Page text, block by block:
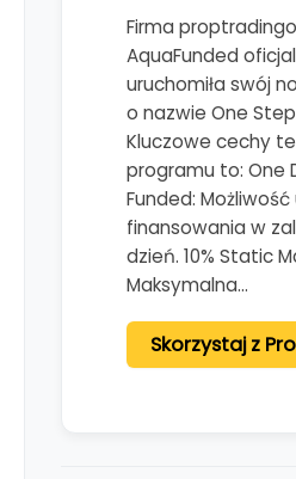
Firma
AquaFunded
uruchomiła swój
o nazwie One Step
Kluczowe cechy
programu to: One
Funded:
finansowania w
dzień. 10% Static
Maksymalna…
Skorzystaj z